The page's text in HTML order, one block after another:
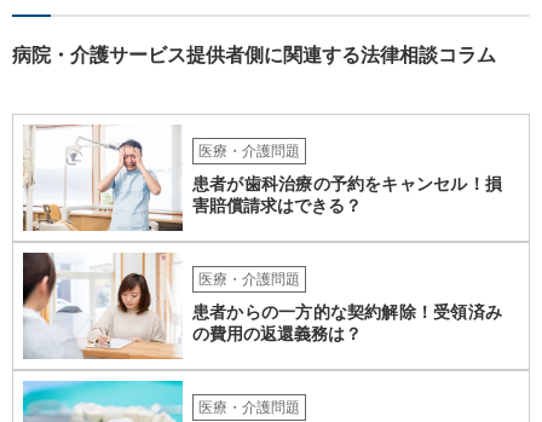
がよく、むしろ職員を増やして対応するとのことで悪くない対応のグ
あるかどうかですね。 あと、家での生活では出なかった他害行動（暴
力）がでたというお話ですが、それは、現在のグループホームの生活
に対するお子さんのストレスが出ている可能性も高いところです。 な
ので、まだそのグループホームに入って日が浅いなどの場合には、も
う少し様子を見るしかありませんが、時間が経っているのに２度目の
他害行動があったということであれば、問題は思ったより深刻かもし
れません。 いずれにせよ、一度職員の方と暴力が生じた際の事実経緯
を確認し、またその直近に何か変化がなかったかなどのお子さんの障
がい特性に照らした原因分析をしてみると再発防止策が浮かぶかもし
れません。
病院・介護サービス提供者側に関連する法律相談コラム
医療・介護問題
患者が歯科治療の予約をキャンセル！損
害賠償請求はできる？
医療・介護問題
患者からの一方的な契約解除！受領済み
の費用の返還義務は？
医療・介護問題